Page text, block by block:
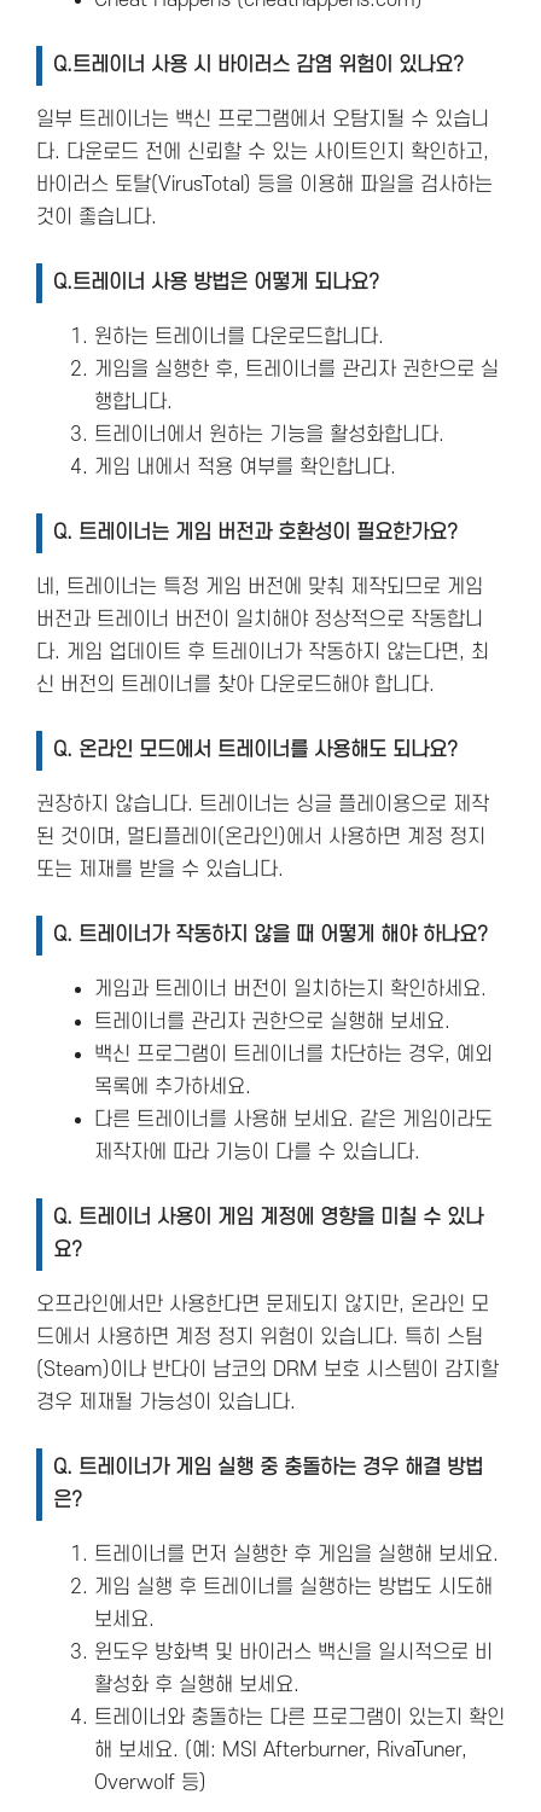
Q.트레이너 사용 시 바이러스 감염 위험이 있나요?
일부 트레이너는 백신 프로그램에서 오탐지될 수 있습니
다. 다운로드 전에 신뢰할 수 있는 사이트인지 확인하고,
바이러스 토탈(VirusTotal) 등을 이용해 파일을 검사하는
것이 좋습니다.
Q.트레이너 사용 방법은 어떻게 되나요?
원하는 트레이너를 다운로드합니다.
게임을 실행한 후, 트레이너를 관리자 권한으로 실
행합니다.
트레이너에서 원하는 기능을 활성화합니다.
게임 내에서 적용 여부를 확인합니다.
Q. 트레이너는 게임 버전과 호환성이 필요한가요?
네, 트레이너는 특정 게임 버전에 맞춰 제작되므로 게임
버전과 트레이너 버전이 일치해야 정상적으로 작동합니
다. 게임 업데이트 후 트레이너가 작동하지 않는다면, 최
신 버전의 트레이너를 찾아 다운로드해야 합니다.
Q. 온라인 모드에서 트레이너를 사용해도 되나요?
권장하지 않습니다. 트레이너는 싱글 플레이용으로 제작
된 것이며, 멀티플레이(온라인)에서 사용하면 계정 정지
또는 제재를 받을 수 있습니다.
Q. 트레이너가 작동하지 않을 때 어떻게 해야 하나요?
게임과 트레이너 버전이 일치하는지 확인하세요.
트레이너를 관리자 권한으로 실행해 보세요.
백신 프로그램이 트레이너를 차단하는 경우, 예외
목록에 추가하세요.
다른 트레이너를 사용해 보세요. 같은 게임이라도
제작자에 따라 기능이 다를 수 있습니다.
Q. 트레이너 사용이 게임 계정에 영향을 미칠 수 있나
요?
오프라인에서만 사용한다면 문제되지 않지만, 온라인 모
드에서 사용하면 계정 정지 위험이 있습니다. 특히 스팀
(Steam)이나 반다이 남코의 DRM 보호 시스템이 감지할
경우 제재될 가능성이 있습니다.
Q. 트레이너가 게임 실행 중 충돌하는 경우 해결 방법
은?
트레이너를 먼저 실행한 후 게임을 실행해 보세요.
게임 실행 후 트레이너를 실행하는 방법도 시도해
보세요.
윈도우 방화벽 및 바이러스 백신을 일시적으로 비
활성화 후 실행해 보세요.
트레이너와 충돌하는 다른 프로그램이 있는지 확인
해 보세요. (예: MSI Afterburner, RivaTuner,
Overwolf 등)